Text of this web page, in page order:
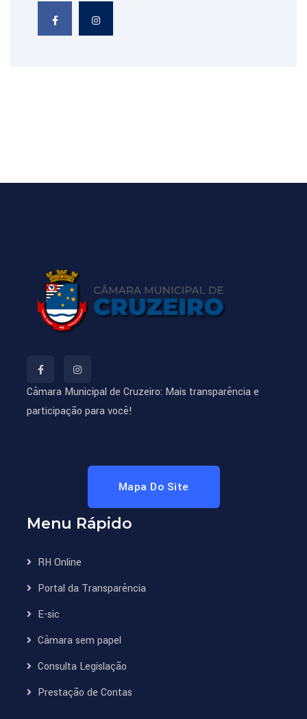
Câmara Municipal de Cruzeiro: Mais transparência e
participação para você!
Mapa Do Site
Menu Rápido
RH Online
Portal da Transparência
E-sic
Câmara sem papel
Consulta Legislação
Prestação de Contas